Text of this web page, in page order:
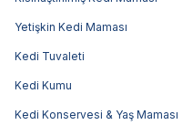
Yetişkin Kedi Maması
Kedi Tuvaleti
Kedi Kumu
Kedi Konservesi & Yaş Maması